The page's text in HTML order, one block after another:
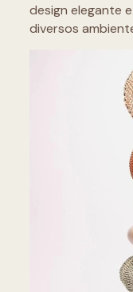
design elegante
diversos